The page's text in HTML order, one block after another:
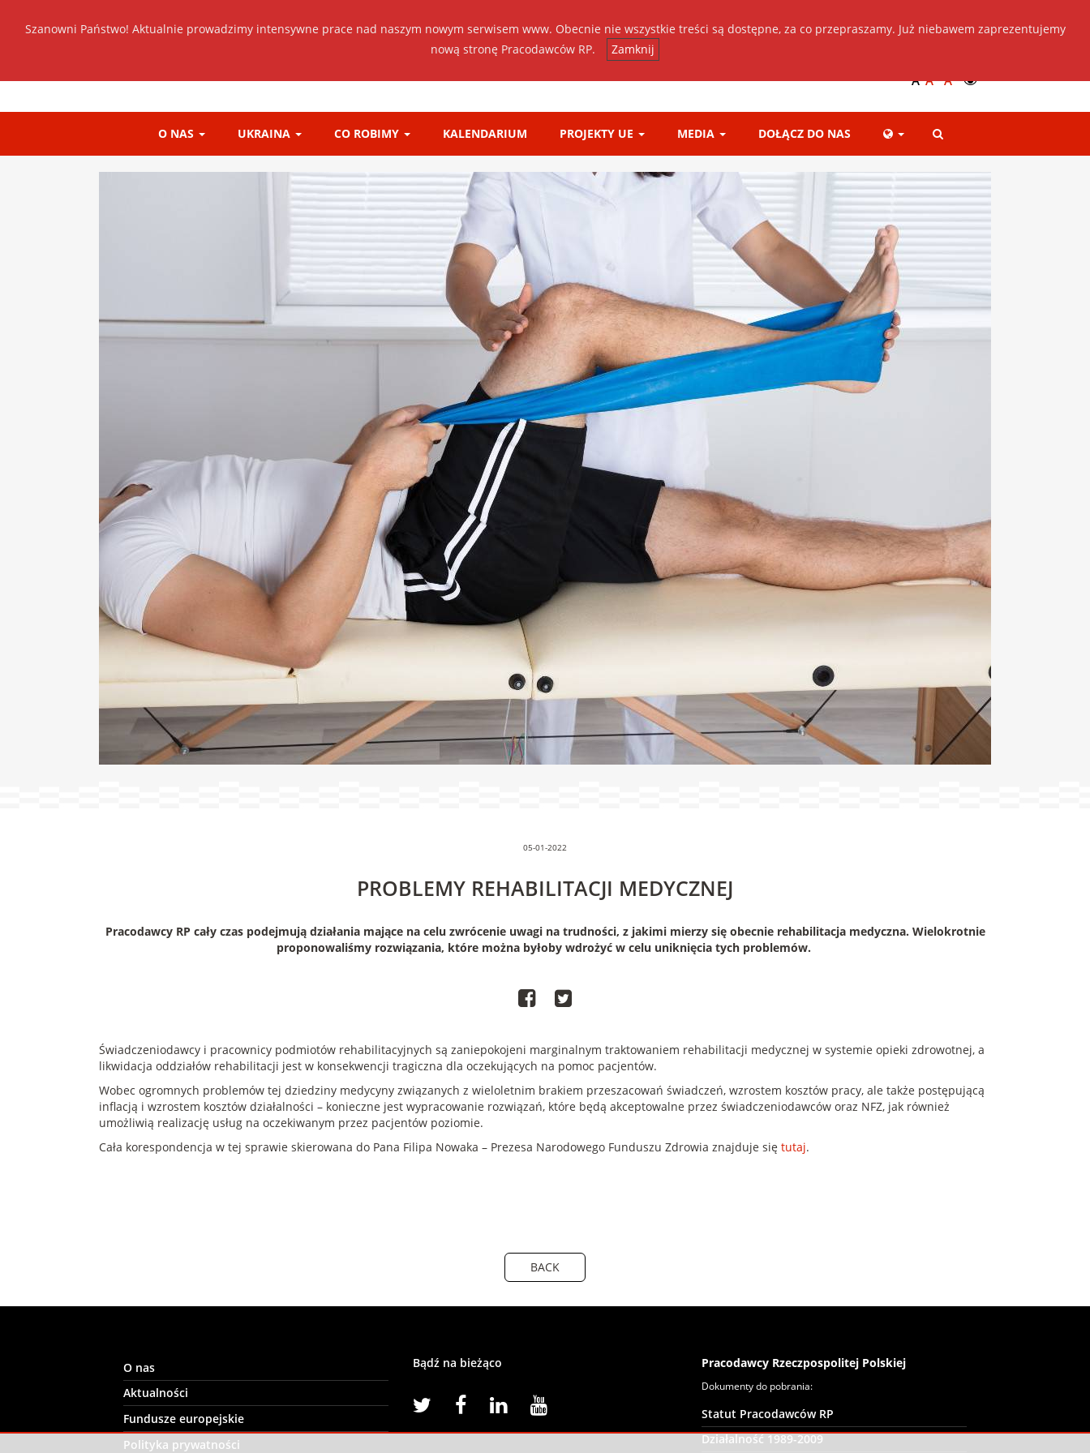
A A A
O NAS UKRAINA CO ROBIMY KALENDARIUM PROJEKTY UE MEDIA DOŁĄCZ DO NAS
05-01-2022
PROBLEMY REHABILITACJI MEDYCZNEJ
Pracodawcy RP cały czas podejmują działania mające na celu zwrócenie uwagi na trudności, z jakimi mierzy się obecnie rehabilitacja medyczna. Wielokrotnie
proponowaliśmy rozwiązania, które można byłoby wdrożyć w celu uniknięcia tych problemów.
Świadczeniodawcy i pracownicy podmiotów rehabilitacyjnych są zaniepokojeni marginalnym traktowaniem rehabilitacji medycznej w systemie opieki zdrowotnej, a
likwidacja oddziałów rehabilitacji jest w konsekwencji tragiczna dla oczekujących na pomoc pacjentów.
Wobec ogromnych problemów tej dziedziny medycyny związanych z wieloletnim brakiem przeszacowań świadczeń, wzrostem kosztów pracy, ale także postępującą
inflacją i wzrostem kosztów działalności – konieczne jest wypracowanie rozwiązań, które będą akceptowalne przez świadczeniodawców oraz NFZ, jak również
umożliwią realizację usług na oczekiwanym przez pacjentów poziomie.
Cała korespondencja w tej sprawie skierowana do Pana Filipa Nowaka – Prezesa Narodowego Funduszu Zdrowia znajduje się tutaj.
BACK
O nas
Aktualności
Fundusze europejskie
Polityka prywatności
Bądź na bieżąco Pracodawcy Rzeczpospolitej Polskiej
Dokumenty do pobrania:
Statut Pracodawców RP
Działalność 1989-2009
Szanowni Państwo! Aktualnie prowadzimy intensywne prace nad naszym nowym serwisem www. Obecnie nie wszystkie treści są dostępne, za co przepraszamy. Już niebawem zaprezentujemy
nową stronę Pracodawców RP.
Zamknij